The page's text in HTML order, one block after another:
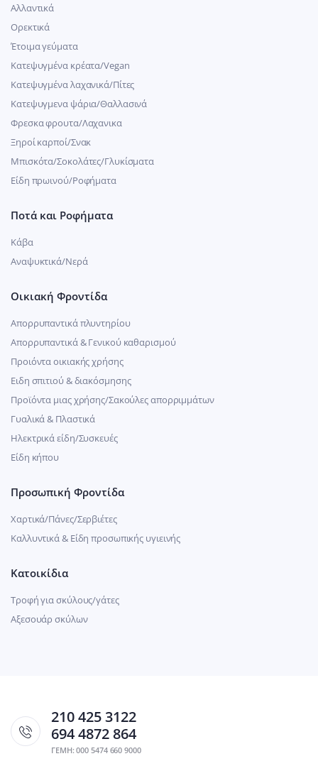
Αλλαντικά
Ορεκτικά
Έτοιμα γεύματα
Κατεψυγμένα κρέατα/Vegan
Kατεψυγμένα λαχανικά/Πίτες
Κατεψυγμενα ψάρια/Θαλλασινά
Φρεσκα φρουτα/Λαχανικα
Ξηροί καρποί/Σνακ
Μπισκότα/Σοκολάτες/Γλυκίσματα
Είδη πρωινού/Ροφήματα
Ποτά και Ροφήματα
Κάβα
Αναψυκτικά/Νερά
Οικιακή Φροντίδα
Απορρυπαντικά πλυντηρίου
Απορρυπαντικά & Γενικού καθαρισμού
Προιόντα οικιακής χρήσης
Ειδη σπιτιού & διακόσμησης
Προϊόντα μιας χρήσης/Σακούλες απορριμμάτων
Γυαλικά & Πλαστικά
Ηλεκτρικά είδη/Συσκευές
Είδη κήπου
Προσωπική Φροντίδα
Χαρτικά/Πάνες/Σερβιέτες
Καλλυντικά & Είδη προσωπικής υγιεινής
Κατοικίδια
Τροφή για σκύλους/γάτες
Αξεσουάρ σκύλων
210 425 3122
694 4872 864
ΓΕΜΗ: 000 5474 660 9000